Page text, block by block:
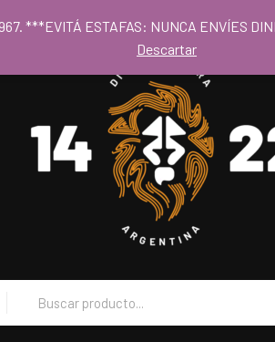
***EVITÁ ESTAFAS: NUNCA ENVÍES
Descartar